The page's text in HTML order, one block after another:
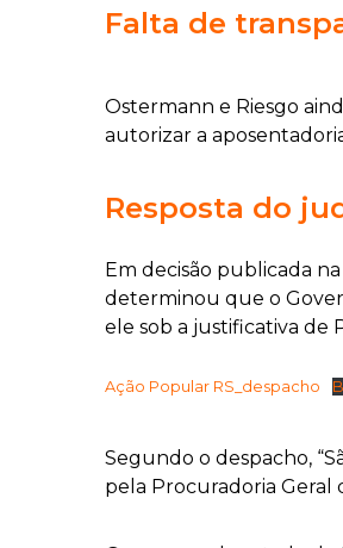
Falta de
Ostermann e Riesgo
autorizar a
Resposta do
Em decisão publicada
determinou que o
ele sob a justificativa de
Ação Popular RS_despacho
Segundo o despacho,
pela Procuradoria Geral